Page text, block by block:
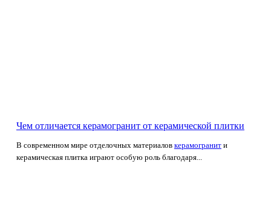
Чем отличается керамогранит от керамической плитки
В современном мире отделочных материалов керамогранит и
керамическая плитка играют особую роль благодаря...